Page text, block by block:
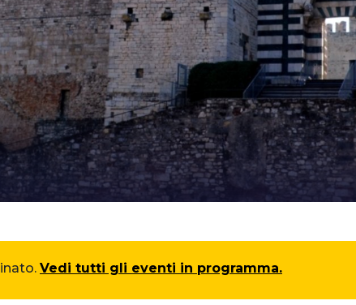
Vedi tutti gli eventi in programma.